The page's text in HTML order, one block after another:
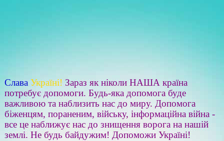
Слава Україні! Зараз як ніколи НАША країна
потребує допомоги. Будь-яка допомога буде
важливою та наблизить нас до миру. Допомога
біженцям, пораненим, війську, інформаційна війна -
все це наближує нас до знищення ворога на нашій
землі. Не будь байдужим! Допоможи Україні!